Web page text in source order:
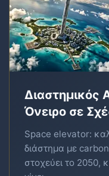
Διαστημικός
Όνειρο σε
Space elevator:
διάστημα με
στοχεύει το 2050,